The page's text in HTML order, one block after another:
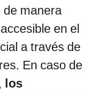
de manera
en el
a través de
En caso de
los